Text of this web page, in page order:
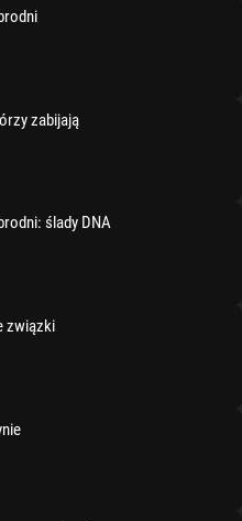
zabijają
ślady DNA
związki